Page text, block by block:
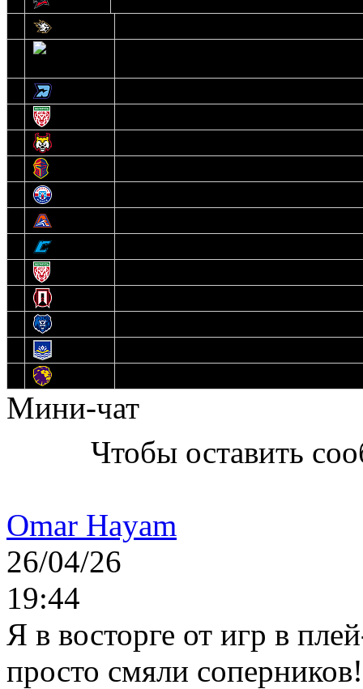
Мини-чат
Чтобы оставить
Omar Hayam
26/04/26
19:44
Я в восторге от игр в
просто смяли